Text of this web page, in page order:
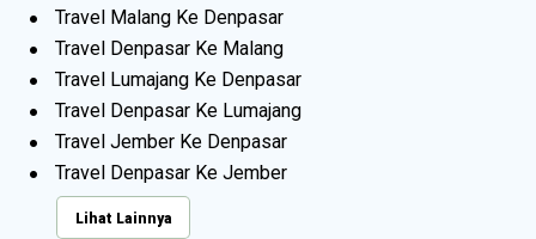
Travel Malang Ke Denpasar
Travel Denpasar Ke Malang
Travel Lumajang Ke Denpasar
Travel Denpasar Ke Lumajang
Travel Jember Ke Denpasar
Travel Denpasar Ke Jember
Lihat Lainnya